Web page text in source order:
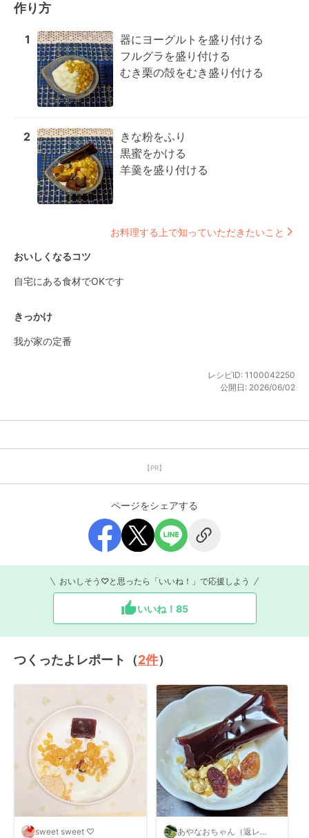
作り方
1
器にヨーグルトを盛り付ける
フルグラを盛り付ける
むき栗の殻をむき盛り付ける
2
きな粉をふり
黒蜜をかける
羊羹を盛り付ける
お料理する上で知っていただきたいこと
おいしくなるコツ
自宅にある食材でOKです
きっかけ
我が家の定番
レシピID: 1100042250
公開日: 2026/06/02
【PR】
ページをシェアする
おいしそう♡と思ったら「いいね！」で応援しよう
いいね！ 85
つくったよレポート（2件）
sweet sweet ♡ あやなおちゃん（返レポ